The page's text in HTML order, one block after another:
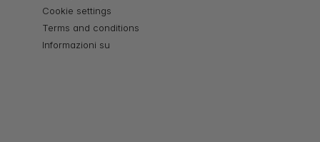
Cookie settings
Terms and conditions
Informazioni su